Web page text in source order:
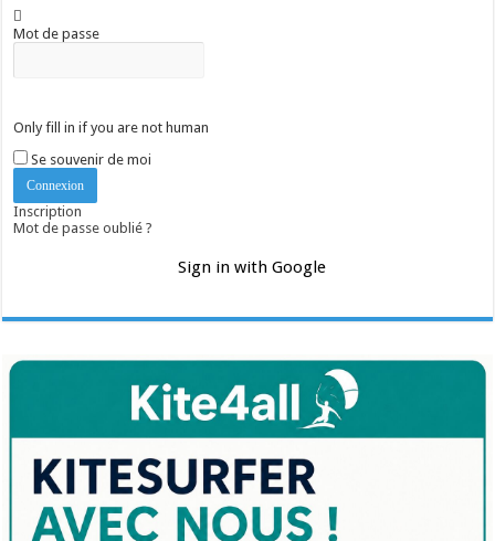
Mot de passe
Only fill in if you are not human
Se souvenir de moi
Inscription
Mot de passe oublié ?
Sign in with Google